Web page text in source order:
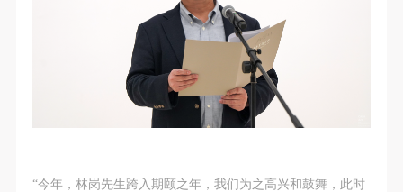
“今年，林岗先生跨入期颐之年，我们为之高兴和鼓舞，此时
活动前，必须事先与自己的家属沟通，取得家属同
意，同时知晓并同意本免责声明。参加者签名/勾选
后，视作其家属也已知晓并同意。
我已认真阅读上述条款，并且同意。
活动前，必须事先与自己的家属沟通，取得家属同
意，同时知晓并同意本免责声明。参加者签名/勾选
后，视作其家属也已知晓并同意。
我已认真阅读上述条款，并且同意。
活动前，必须事先与自己的家属沟通，取得家属同
意，同时知晓并同意本免责声明。参加者签名/勾选
后，视作其家属也已知晓并同意。
我已认真阅读上述条款，并且同意。